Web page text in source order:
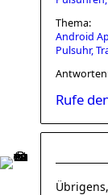
Thema:
Android
Pulsuhr,
Rufe